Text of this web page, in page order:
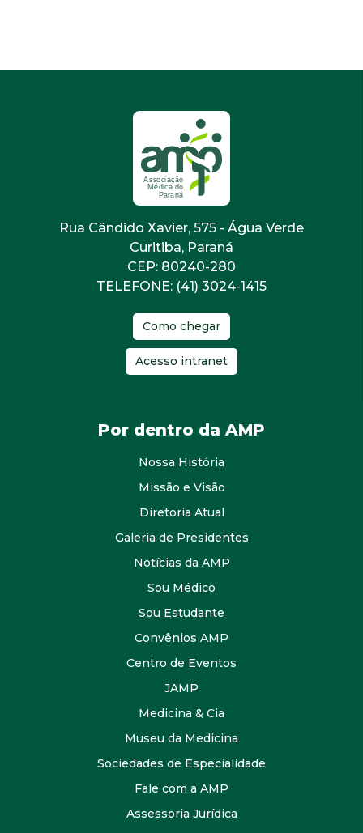
Rua Cândido Xavier, 575 - Água Verde
Curitiba, Paraná
CEP: 80240-280
TELEFONE: (41) 3024-1415
Como chegar
Acesso intranet
Por dentro da AMP
Nossa História
Missão e Visão
Diretoria Atual
Galeria de Presidentes
Notícias da AMP
Sou Médico
Sou Estudante
Convênios AMP
Centro de Eventos
JAMP
Medicina & Cia
Museu da Medicina
Sociedades de Especialidade
Fale com a AMP
Assessoria Jurídica